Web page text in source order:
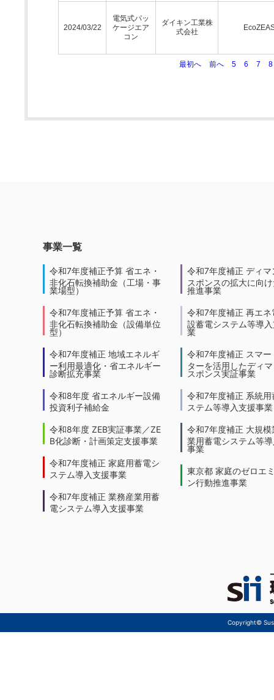
2024/03/22
電気式パッ
ケージエア
コン
ダイキン工業株
式会社
最初へ 前へ 5 6 7 8
事業一覧
令和7年度補正予算 省エネ・
非化石転換補助金（工場・事
業場型）
令和7年度補正予算 省エネ・
非化石転換補助金（設備単位
型）
令和7年度補正 地域エネルギ
ー利用最適化・省エネルギー
診断拡充事業
令和8年度 省エネルギー設備
投資利子補給金
令和8年度 ZEB実証事業／ZE
B化診断・計画策定支援事業
令和7年度補正 家庭用蓄電シ
ステム導入支援事業
令和7年度補正 業務産業用蓄
電システム導入支援事業
令和7年度補正 ディマ
スポンスの拡大に向
推進事業
令和7年度補正 再エネ
設蓄電システム等導
業
令和7年度補正 スマー
ターを活用したディ
スポンス実証事業
令和7年度補正 系統用
ステム等導入支援事業
令和7年度補正 大規模
業用蓄電システム等
事業
東京都 家庭のゼロエ
ン行動推進事業
Copyright©